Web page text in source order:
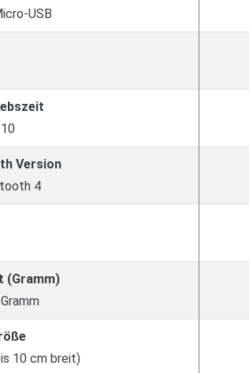
USB
10
Version
4
(Gramm)
10 cm breit)